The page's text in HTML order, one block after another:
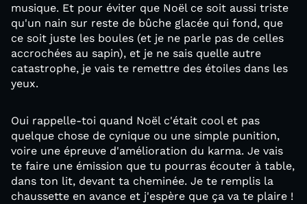
musique. Et pour éviter que Noël ce soit aussi triste
qu'un nain sur reste de bûche glacée qui fond, que
ce soit juste les boules (et je ne parle pas de celles
accrochées au sapin), et je ne sais quelle autre
catastrophe, je vais te remettre des étoiles dans les
yeux.
Oui rappelle-toi quand Noël c'était cool et pas
quelque chose de cynique ou une simple punition,
voire une épreuve d'amélioration du karma. Je vais
te faire une émission que tu pourras écouter à table,
dans ton lit, devant ta cheminée. Je te remplis la
chaussette en avance et j'espère que ça va te plaire !